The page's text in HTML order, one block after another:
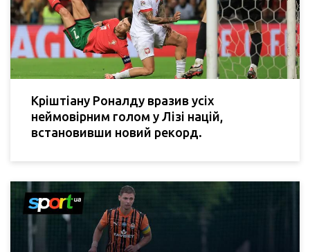
Кріштіану Роналду вразив усіх
неймовірним голом у Лізі націй,
встановивши новий рекорд.